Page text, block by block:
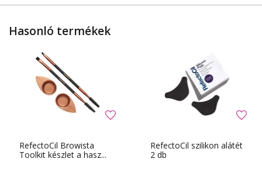
Hasonló termékek
RefectoCil Browista
Toolkit készlet a hasz...
RefectoCil szilikon alátét
2 db